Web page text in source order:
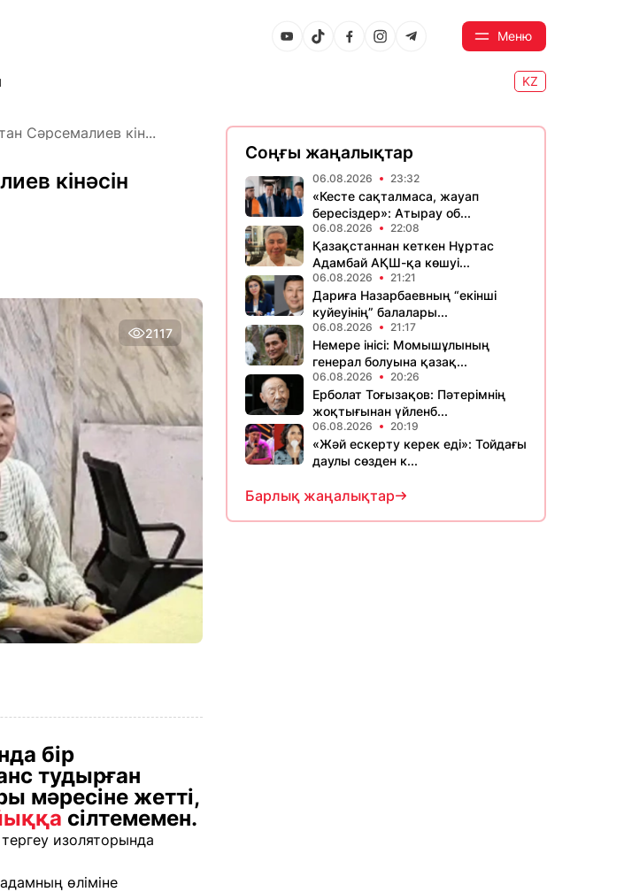
Меню
KZ
Сәрсемалиев кін...
кінәсін
2117
бір
тудырған
мәресіне жетті,
сілтемемен.
тергеу изоляторында
өліміне
Соңғы жаңалықтар
06.08.2026 23:32
«Кесте сақталмаса, жауап
бересіздер»: Атырау об...
06.08.2026 22:08
Қазақстаннан кеткен Нұртас
Адамбай АҚШ-қа көшуі...
06.08.2026 21:21
Дариға Назарбаевның “екінші
куйеуінің” балалары...
06.08.2026 21:17
Немере інісі: Момышұлының
генерал болуына қазақ...
06.08.2026 20:26
Ерболат Тоғызақов: Пәтерімнің
жоқтығынан үйленб...
06.08.2026 20:19
«Жәй ескерту керек еді»: Тойдағы
даулы сөзден к...
Барлық жаңалықтар